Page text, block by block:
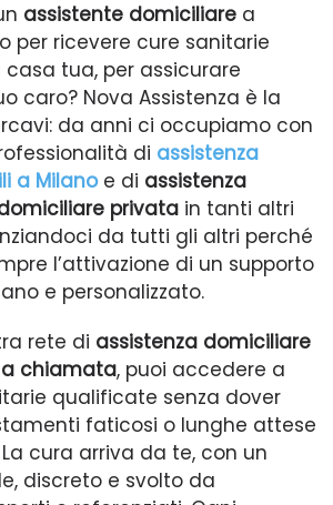
assistente domiciliare a
per ricevere cure sanitarie
tua, per assicurare
caro? Nova Assistenza è la
da anni ci occupiamo con
di assistenza
a Milanoe di assistenza
privata in tanti altri
da tutti gli altri perché
l’attivazione di un supporto
e personalizzato.
rete di assistenza domiciliare
chiamata, puoi accedere a
qualificate senza dover
faticosi o lunghe attese
cura arriva da te, con un
discreto e svolto da